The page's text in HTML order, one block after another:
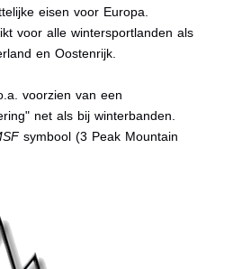
eisen voor Europa.
voor alle wintersportlanden als
en Oostenrijk.
voorzien van een
net als bij winterbanden.
symbool (3 Peak Mountain